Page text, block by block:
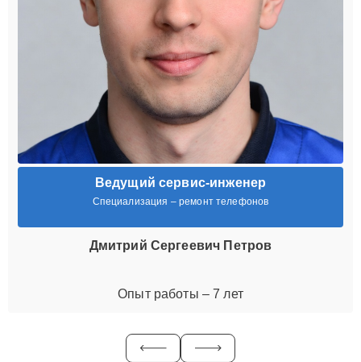
Ведущий сервис-инженер
Специализация – ремонт телефонов
Дмитрий Сергеевич Петров
Опыт работы – 7 лет